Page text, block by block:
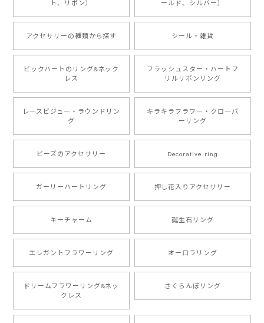
ト、リボン）
ールド、シルバー）
アクセサリーの種類から探す シール・雑貨
ビックハートのリング&ネック
レス
フラッシュスター・ハートフ
リルリボンリング
レースビジュー・ラウンドリン
グ
キラキラフラワー・クローバ
ーリング
ビーズのアクセサリー Decorative ring
ガーリーハートリング 押し花入りアクセサリー
キーチャーム 誕生石リング
エレガントフラワーリング オーロラリング
ドリームフラワーリング&ネッ
クレス
さくらんぼリング